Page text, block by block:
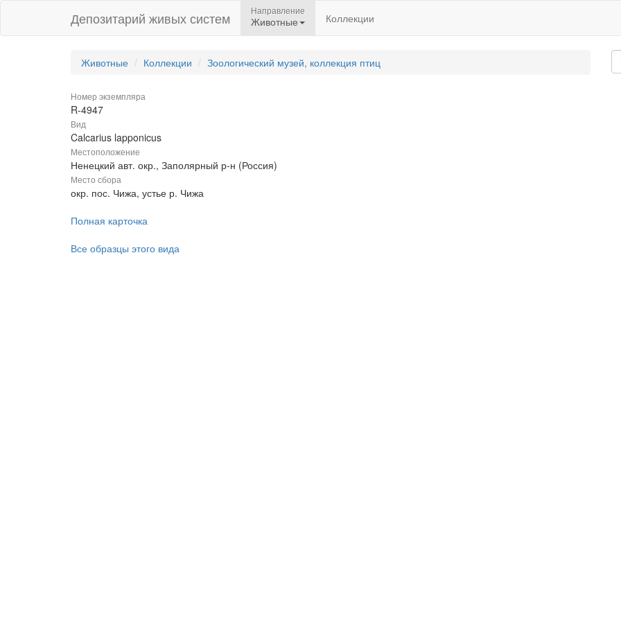
Депозитарий живых систем Направление
Животные Коллекции
Животные Коллекции Зоологический музей, коллекция птиц
Номер экземпляра
R-4947
Вид
Calcarius lapponicus
Местоположение
Ненецкий авт. окр., Заполярный р-н (Россия)
Место сбора
окр. пос. Чижа, устье р. Чижа
Полная карточка
Все образцы этого вида